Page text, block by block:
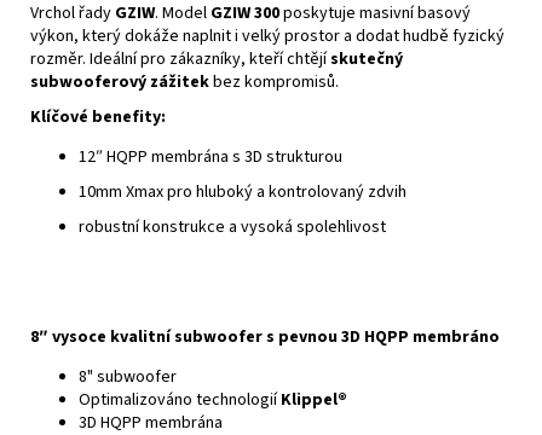
Vrchol řady GZIW. Model GZIW 300poskytuje masivní basový
výkon, který dokáže naplnit i velký prostor a dodat hudbě fyzický
rozměr. Ideální pro zákazníky, kteří chtějískutečný
subwooferový zážitekbez kompromisů.
Klíčové benefity:
12″ HQPP membrána s 3D strukturou
10mm Xmax pro hluboký a kontrolovaný zdvih
robustní konstrukce a vysoká spolehlivost
8″ vysoce kvalitní subwoofer s pevnou 3D HQPP membráno
8" subwoofer
Optimalizováno technologiíKlippel®
3D HQPP membrána